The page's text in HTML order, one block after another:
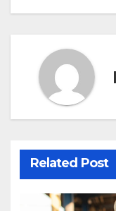
Related Post